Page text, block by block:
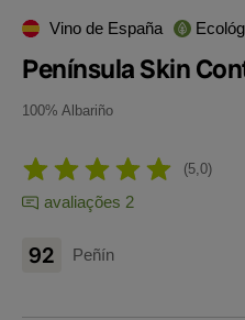
Vino de España
Península Skin
100% Albariño
5,0
avaliações 2
92 Peñín